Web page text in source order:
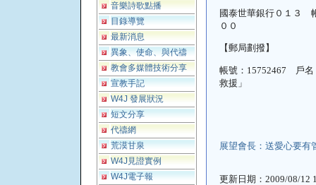
音樂詩歌點播
目錄導覽
最新消息
異象、使命、與代禱
教會多媒體技術分享
宣教手記
W4J 發展狀況
短文分享
代禱網
荒漠甘泉
W4J見證實例
W4J電子報
國泰世華銀行０１３
００
【郵局劃撥】
帳號： 15752467 戶名
救援」
展望會長：送愛心要有
更新日期： 2009/08/12